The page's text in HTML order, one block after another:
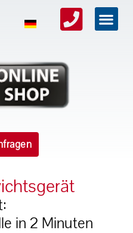
in 2 Minuten